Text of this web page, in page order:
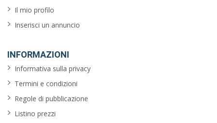
Il mio profilo
Inserisci un annuncio
INFORMAZIONI
Informativa sulla privacy
Termini e condizioni
Regole di pubblicazione
Listino prezzi